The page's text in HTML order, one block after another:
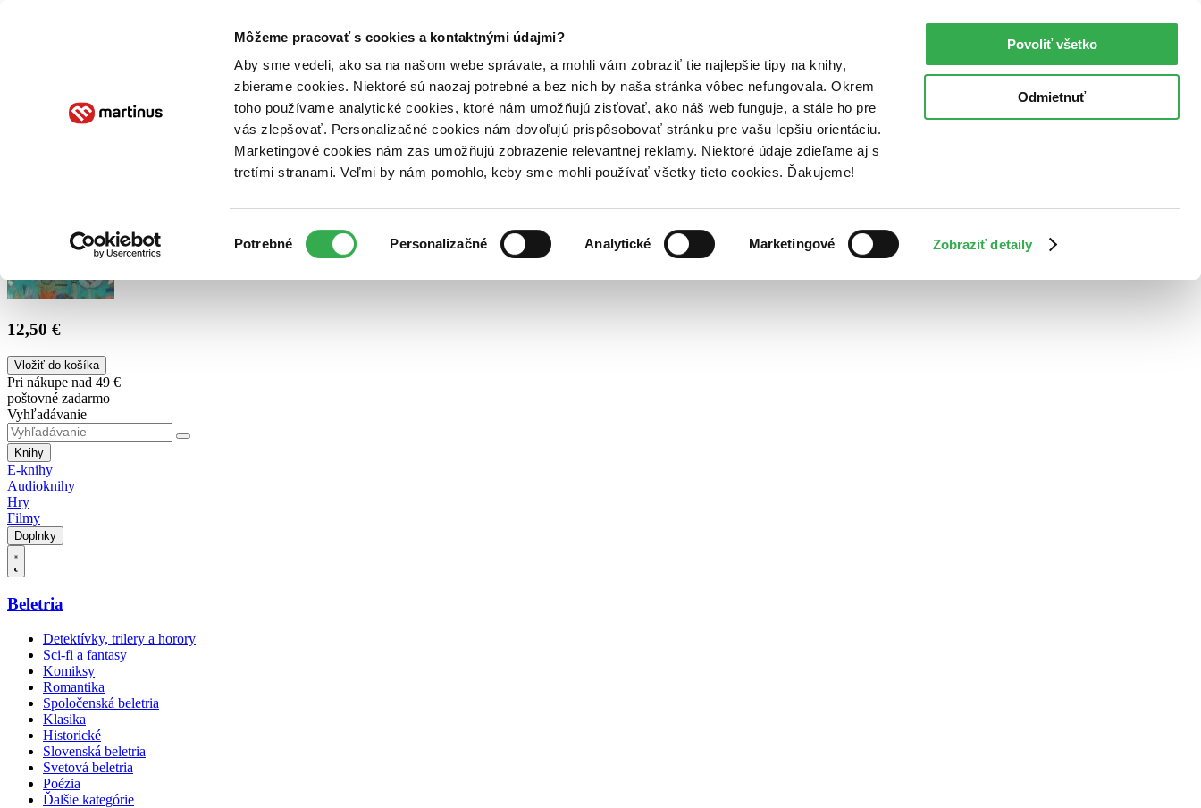
Môžeme pracovať s cookies a kontaktnými údajmi?
Aby sme vedeli, ako sa na našom webe správate, a mohli vám zobraziť tie najlepšie tipy na knihy,
zbierame cookies. Niektoré sú naozaj potrebné a bez nich by naša stránka vôbec nefungovala. Okrem
toho používame analytické cookies, ktoré nám umožňujú zisťovať, ako náš web funguje, a stále ho pre
vás zlepšovať. Personalizačné cookies nám dovoľujú prispôsobovať stránku pre vašu lepšiu orientáciu.
Marketingové cookies nám zas umožňujú zobrazenie relevantnej reklamy. Niektoré údaje zdieľame aj s
tretími stranami. Veľmi by nám pomohlo, keby sme mohli používať všetky tieto cookies. Ďakujeme!
súhlasu
Potrebné Personalizačné Analytické Marketingové Zobraziť detaily
Povoliť všetko
Odmietnuť
Poukážky Kontakt
12,50 €
Vložiť do košíka
Pri nákupe nad 49 €
poštovné zadarmo
Vyhľadávanie
Knihy
E-knihy
Audioknihy
Hry
Filmy
Doplnky
Beletria
Detektívky, trilery a horory
Sci-fi a fantasy
Komiksy
Romantika
Spoločenská beletria
Klasika
Historické
Slovenská beletria
Svetová beletria
Poézia
Ďalšie kategórie